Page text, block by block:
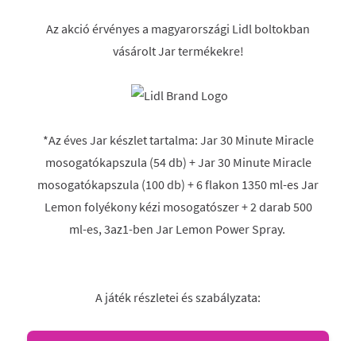
Az akció érvényes a magyarországi Lidl boltokban
vásárolt Jar termékekre!
*Az éves Jar készlet tartalma: Jar 30 Minute Miracle
mosogatókapszula (54 db) + Jar 30 Minute Miracle
mosogatókapszula (100 db) + 6 flakon 1350 ml-es Jar
Lemon folyékony kézi mosogatószer + 2 darab 500
ml-es, 3az1-ben Jar Lemon Power Spray.
A játék részletei és szabályzata: